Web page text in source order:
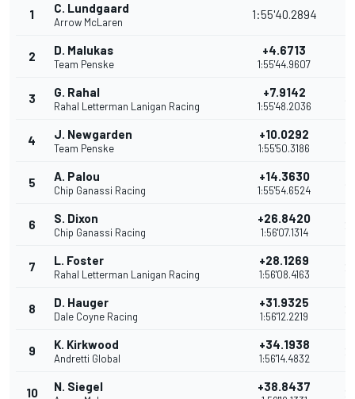
1 C. Lundgaard
Arrow McLaren
1:55'40.2894
2 D. Malukas
Team Penske
+4.6713
1:55'44.9607
3 G. Rahal
Rahal Letterman Lanigan Racing
+7.9142
1:55'48.2036
4 J. Newgarden
Team Penske
+10.0292
1:55'50.3186
5 A. Palou
Chip Ganassi Racing
+14.3630
1:55'54.6524
6 S. Dixon
Chip Ganassi Racing
+26.8420
1:56'07.1314
7 L. Foster
Rahal Letterman Lanigan Racing
+28.1269
1:56'08.4163
8 D. Hauger
Dale Coyne Racing
+31.9325
1:56'12.2219
9 K. Kirkwood
Andretti Global
+34.1938
1:56'14.4832
10 N. Siegel +38.8437